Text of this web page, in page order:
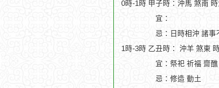
0時-1時 甲子時：沖馬 煞南
宜：
忌：日時相沖 諸事
1時-3時 乙丑時： 沖羊 煞東
宜：祭祀 祈福 齋
忌：修造 動土